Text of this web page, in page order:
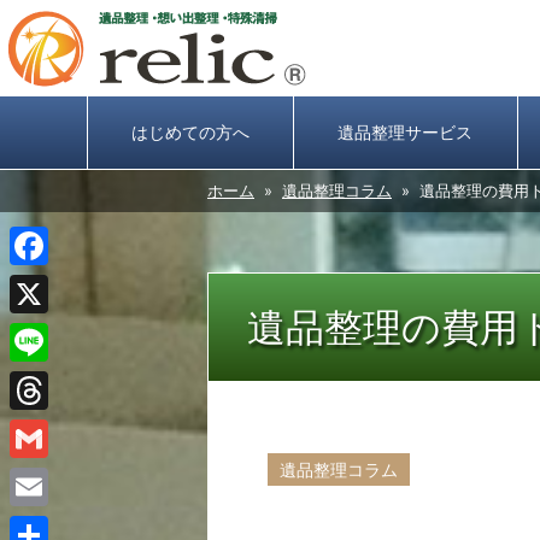
はじめての方へ 遺品整理サービス
ホーム » 遺品整理コラム » 遺品整理の費用
遺品整理の費用
遺品整理コラム
Facebook
X
Line
Threads
Gmail
Email